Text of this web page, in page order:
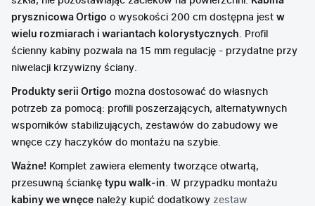
prysznicowa Ortigo o wysokości 200 cm dostępna jest w
wielu rozmiarach i wariantach kolorystycznych. Profil
ścienny kabiny pozwala na 15 mm regulację - przydatne przy
niwelacji krzywizny ściany.
Produkty serii Ortigo można dostosować do własnych
potrzeb za pomocą: profili poszerzających, alternatywnych
wsporników stabilizujących, zestawów do zabudowy we
wnęce czy haczyków do montażu na szybie.
Ważne! Komplet zawiera elementy tworzące otwartą,
przesuwną ściankę typu walk-in. W przypadku montażu
kabiny we wnęce należy kupić dodatkowy zestaw